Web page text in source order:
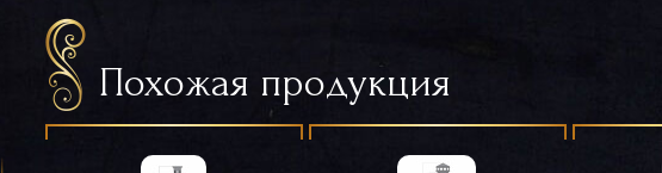
Похожая продукция